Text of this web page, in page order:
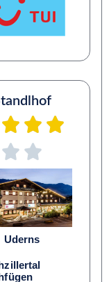
Uderns